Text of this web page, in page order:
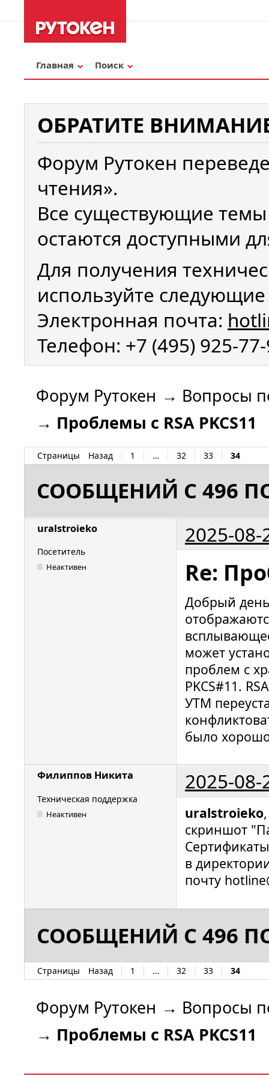
Главная Поиск
ОБРАТИТЕ
Форум Рутокен
чтения».
Все существующие
остаются доступными
Для получения
используйте
Электронная почта:
Телефон: +7 (495) 925-
Форум Рутокен → Вопросы
→ Проблемы с RSA PKCS11
Страницы Назад 1 … 32 33 34
СООБЩЕНИЙ С 496
uralstroieko 2025-08-
Посетитель
Неактивен Re:
Добрый
может
проблем с
PKCS#11.
УТМ
было
Филиппов Никита 2025-08-
Техническая поддержка
Неактивен uralstroieko
скриншот
в
почту
СООБЩЕНИЙ С 496
Страницы Назад 1 … 32 33 34
Форум Рутокен → Вопросы
→ Проблемы с RSA PKCS11